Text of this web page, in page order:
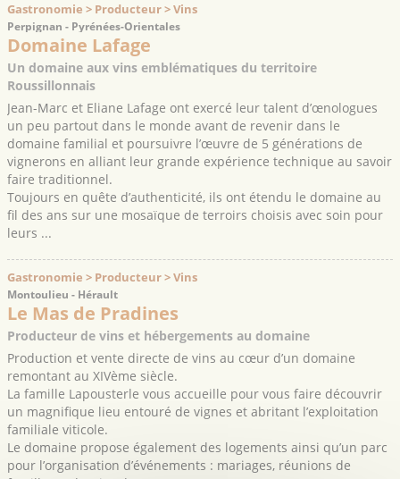
Gastronomie > Producteur > Vins
Perpignan - Pyrénées-Orientales
Domaine Lafage
Un domaine aux vins emblématiques du territoire
Roussillonnais
Jean-Marc et Eliane Lafage ont exercé leur talent d’œnologues
un peu partout dans le monde avant de revenir dans le
domaine familial et poursuivre l’œuvre de 5 générations de
vignerons en alliant leur grande expérience technique au savoir
faire traditionnel.
Toujours en quête d’authenticité, ils ont étendu le domaine au
fil des ans sur une mosaïque de terroirs choisis avec soin pour
leurs ...
Gastronomie > Producteur > Vins
Montoulieu - Hérault
Le Mas de Pradines
Producteur de vins et hébergements au domaine
Production et vente directe de vins au cœur d’un domaine
remontant au XIVème siècle.
La famille Lapousterle vous accueille pour vous faire découvrir
un magnifique lieu entouré de vignes et abritant l’exploitation
familiale viticole.
Le domaine propose également des logements ainsi qu’un parc
pour l’organisation d’événements : mariages, réunions de